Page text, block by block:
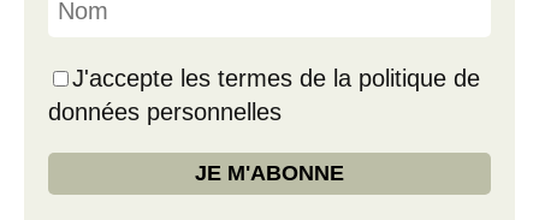
J'accepte les termes de la politique de
données personnelles